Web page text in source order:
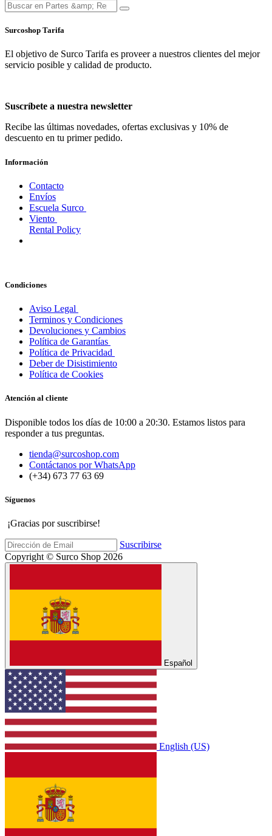
Surcoshop Tarifa
El objetivo de Surco Tarifa es proveer a nuestros clientes del mejor
servicio posible y calidad de producto.
Suscríbete a nuestra newsletter
Recibe las últimas novedades, ofertas exclusivas y 10% de
descuento en tu primer pedido.
Información
Contacto
Envíos
Escuela Surco
Viento
Rental Policy
Condiciones
Aviso Legal
Terminos y Condiciones
Devoluciones y Cambios
Política de Garantías
Política de Privacidad
Deber de Disistimiento
Política de Cookies
Atención al cliente
Disponible todos los días de 10:00 a 20:30. Estamos listos para
responder a tus preguntas.
tienda@surcoshop.com
Contáctanos por WhatsApp
(+34) 673 77 63 69
Síguenos
¡Gracias por suscribirse!
Suscribirse
Copyright © Surco Shop 2026
Español
English (US)